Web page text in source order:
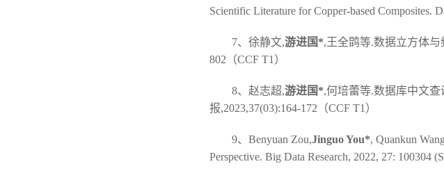
Scientific Literature for Copper-based Composites.
7、徐静文,游进国*,王全鹍等.数据立方体与
802（CCF T1）
8、赵志超,游进国*,何培蕾等.数据库中文
报,2023,37(03):164-172（CCF T1）
9、Benyuan Zou,Jinguo You*, Quankun
Perspective. Big Data Research, 2022, 27: 100304